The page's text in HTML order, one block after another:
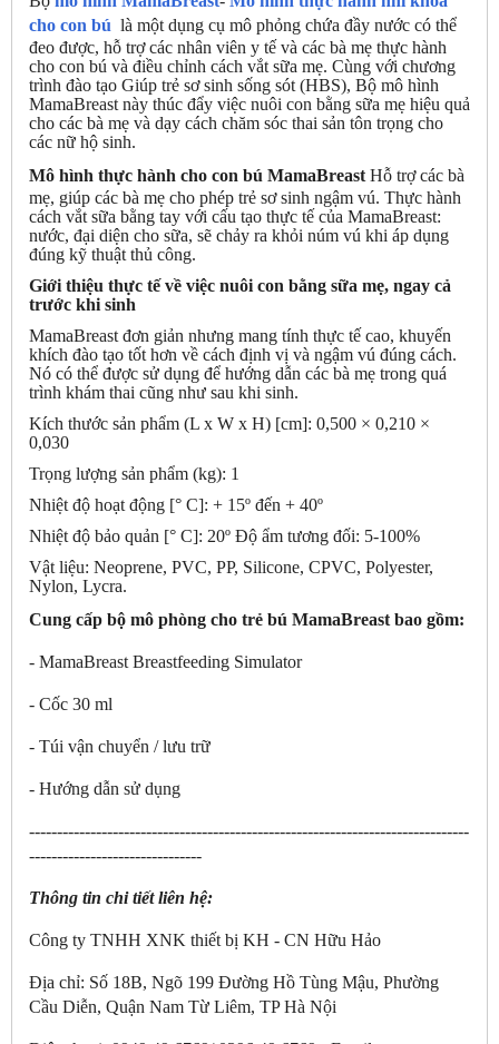
cho con bú là một dụng cụ mô phỏng chứa đầy nước có thể
đeo được, hỗ trợ các nhân viên y tế và các bà mẹ thực hành
cho con bú và điều chỉnh cách vắt sữa mẹ. Cùng với chương
trình đào tạo Giúp trẻ sơ sinh sống sót (HBS), Bộ mô hình
MamaBreast này thúc đẩy việc nuôi con bằng sữa mẹ hiệu quả
cho các bà mẹ và dạy cách chăm sóc thai sản tôn trọng cho
các nữ hộ sinh.
Mô hình thực hành cho con bú MamaBreast Hỗ trợ các bà
mẹ, giúp các bà mẹ cho phép trẻ sơ sinh ngậm vú. Thực hành
cách vắt sữa bằng tay với cấu tạo thực tế của MamaBreast:
nước, đại diện cho sữa, sẽ chảy ra khỏi núm vú khi áp dụng
đúng kỹ thuật thủ công.
Giới thiệu thực tế về việc nuôi con bằng sữa mẹ, ngay cả
trước khi sinh
MamaBreast đơn giản nhưng mang tính thực tế cao, khuyến
khích đào tạo tốt hơn về cách định vị và ngậm vú đúng cách.
Nó có thể được sử dụng để hướng dẫn các bà mẹ trong quá
trình khám thai cũng như sau khi sinh.
Kích thước sản phẩm (L x W x H) [cm]: 0,500 × 0,210 ×
0,030
Trọng lượng sản phẩm (kg): 1
Nhiệt độ hoạt động [° C]: + 15º đến + 40º
Nhiệt độ bảo quản [° C]: 20º Độ ẩm tương đối: 5-100%
Vật liệu: Neoprene, PVC, PP, Silicone, CPVC, Polyester,
Nylon, Lycra.
Cung cấp bộ mô phòng cho trẻ bú MamaBreast bao gồm:
- MamaBreast Breastfeeding Simulator
- Cốc 30 ml
- Túi vận chuyển / lưu trữ
- Hướng dẫn sử dụng
-------------------------------------------------------------------------------
-------------------------------
Thông tin chi tiết liên hệ:
Công ty TNHH XNK thiết bị KH - CN Hữu Hảo
Địa chỉ: Số 18B, Ngõ 199 Đường Hồ Tùng Mậu, Phường
Cầu Diễn, Quận Nam Từ Liêm, TP Hà Nội